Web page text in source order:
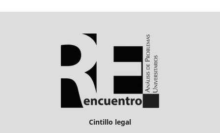
Cintillo legal